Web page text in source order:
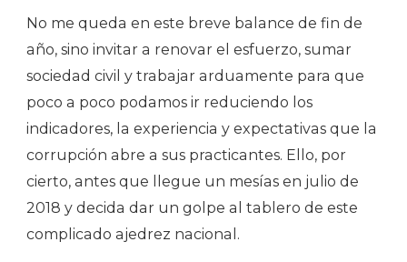
No me queda en este breve balance de fin de
año, sino invitar a renovar el esfuerzo, sumar
sociedad civil y trabajar arduamente para que
poco a poco podamos ir reduciendo los
indicadores, la experiencia y expectativas que la
corrupción abre a sus practicantes. Ello, por
cierto, antes que llegue un mesías en julio de
2018 y decida dar un golpe al tablero de este
complicado ajedrez nacional.